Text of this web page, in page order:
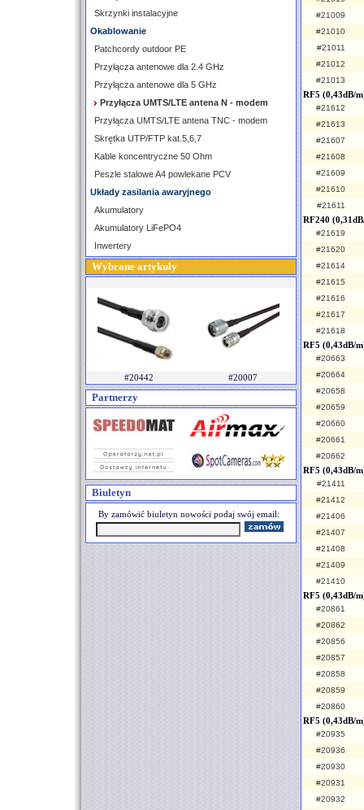
Skrzynki instalacyjne
Okablowanie
Patchcordy outdoor PE
Przyłącza antenowe dla 2.4 GHz
Przyłącza antenowe dla 5 GHz
Przyłącza UMTS/LTE antena N - modem
Przyłącza UMTS/LTE antena TNC - modem
Skrętka UTP/FTP kat.5,6,7
Kable koncentryczne 50 Ohm
Peszle stalowe A4 powlekane PCV
Układy zasilania awaryjnego
Akumulatory
Akumulatory LiFePO4
Inwertery
Wybrane artykuły
#20442 #20007
Partnerzy
Biuletyn
By zamówić biuletyn nowości podaj swój email:
#21009
#21010
#21011
#21012
#21013
RF5 (0,43dB/
#21612
#21613
#21607
#21608
#21609
#21610
#21611
RF240
#21619
#21620
#21614
#21615
#21616
#21617
#21618
RF5 (0,43dB/
#20663
#20664
#20658
#20659
#20660
#20661
#20662
RF5 (0,43dB/
#21411
#21412
#21406
#21407
#21408
#21409
#21410
RF5 (0,43dB/
#20861
#20862
#20856
#20857
#20858
#20859
#20860
RF5 (0,43dB/
#20935
#20936
#20930
#20931
#20932